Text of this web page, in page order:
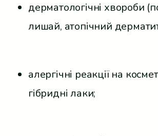
дерматологічні хвороби
лишай, атопічний
алергічні реакції на
гібридні лаки;